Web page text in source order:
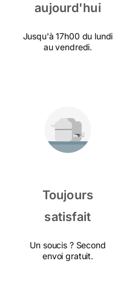
aujourd'hui
Jusqu'à 17h00 du lundi
au vendredi.
Toujours
satisfait
Un soucis ? Second
envoi gratuit.